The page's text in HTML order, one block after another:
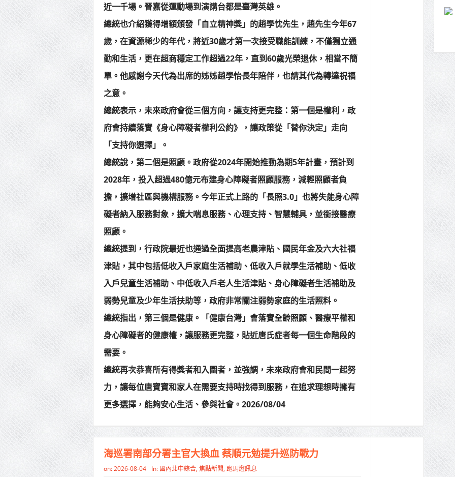
近一千場。晉嘉從運動場到演講台都是臺灣英雄。
總統也介紹獲得增額頒發「自立精神獎」的趙學忱先生，趙先生今年67
歲，在資源稀少的年代，將近30歲才第一次接受職能訓練，不僅獨立通
勤和生活，更在超商穩定工作超過22年，直到60歲光榮退休，相當不簡
單。他感謝今天代為出席的姊姊趙學怡長年陪伴，也請其代為轉達祝福
之意。
總統表示，未來政府會從三個方向，讓支持更完整：第一個是權利，政
府會持續落實《身心障礙者權利公約》，讓政策從「替你決定」走向
「支持你選擇」。
總統說，第二個是照顧。政府從2024年開始推動為期5年計畫，預計到
2028年，投入超過480億元布建身心障礙者照顧服務，減輕照顧者負
擔，擴增社區與機構服務。今年正式上路的「長照3.0」也將失能身心障
礙者納入服務對象，擴大喘息服務、心理支持、智慧輔具，並銜接醫療
照顧。
總統提到，行政院最近也通過全面提高老農津貼、國民年金及六大社福
津貼，其中包括低收入戶家庭生活補助、低收入戶就學生活補助、低收
入戶兒童生活補助、中低收入戶老人生活津貼、身心障礙者生活補助及
弱勢兒童及少年生活扶助等，政府非常關注弱勢家庭的生活照料。
總統指出，第三個是健康。「健康台灣」會落實全齡照顧、醫療平權和
身心障礙者的健康權，讓服務更完整，貼近唐氏症者每一個生命階段的
需要。
總統再次恭喜所有得獎者和入圍者，並強調，未來政府會和民間一起努
力，讓每位唐寶寶和家人在需要支持時找得到服務，在追求理想時擁有
更多選擇，能夠安心生活、參與社會。2026/08/04
海巡署南部分署主官大換血 蔡順元勉提升巡防戰力
on:2026-08-04 In: 國內北中綜合, 焦點新聞, 跑馬燈訊息